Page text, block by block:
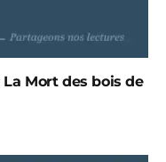
Mort des bois de